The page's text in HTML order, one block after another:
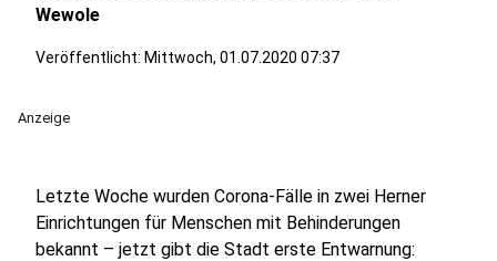
Wewole
Veröffentlicht: Mittwoch, 01.07.2020 07:37
Anzeige
Letzte Woche wurden Corona-Fälle in zwei Herner
Einrichtungen für Menschen mit Behinderungen
bekannt – jetzt gibt die Stadt erste Entwarnung: